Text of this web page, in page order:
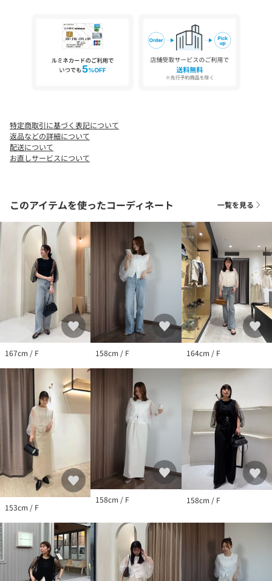
透け感：ホワイトのみややあり
伸縮性：あり
光沢感：なし
＊＊＊＊＊＊＊＊＊＊＊＊＊＊＊＊＊＊＊＊＊＊
クワイドパンツ
【ブラック着用アイテム】【低身長サイズあり】スリットポケッ
トストレートデニム
手洗い可能
※撮影場所やお使いのモニター環境により若干お色味が異なる場
合がございます。
特にロケの撮影では明るく見える傾向にございます。
※商品はサンプルで撮影をしております。若干の仕様が変更にな
る場合がございますので予めご了承の上ご注文くださいますよう
お願いいたします。
※濃色製品は、色移りすることがありますので、他の物と分けて
洗濯してください。
▼商品のお気に入り登録
完売カラーの再入荷通知や、ラスト1点の通知、セールの通知も受
け取ることができます。
▼ブランドのお気に入り登録
新商品や再入荷など、いち早くブランドのお得な情報を受け取る
ことができます。
特定商取引に基づく表記について
返品などの詳細について
配送について
お直しサービスについて
このアイテムを使ったコーディネート 一覧を見る
167cm / F 158cm / F 164cm / F
153cm / F
158cm / F 158cm / F